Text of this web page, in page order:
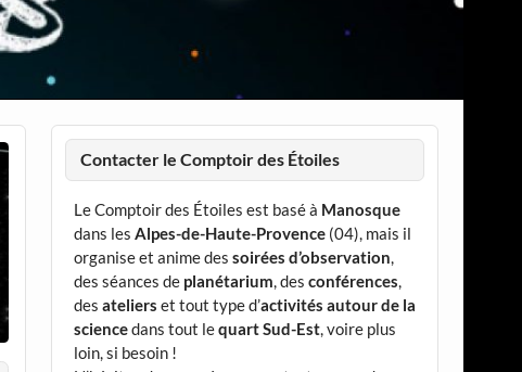
Contacter le Comptoir des Étoiles
Le Comptoir des Étoiles est basé à Manosque
dans les Alpes-de-Haute-Provence(04), mais il
organise et anime des soirées d’observation,
des séances de planétarium, des conférences,
des ateliers et tout type d’activités autour de la
sciencedans tout lequart Sud-Est, voire plus
loin, si besoin !